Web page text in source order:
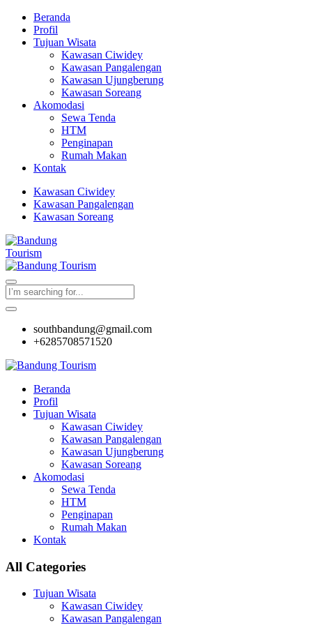
Beranda
Profil
Tujuan Wisata
Kawasan Ciwidey
Kawasan Pangalengan
Kawasan Ujungberung
Kawasan Soreang
Akomodasi
Sewa Tenda
HTM
Penginapan
Rumah Makan
Kontak
Kawasan Ciwidey
Kawasan Pangalengan
Kawasan Soreang
southbandung@gmail.com
+6285708571520
Beranda
Profil
Tujuan Wisata
Kawasan Ciwidey
Kawasan Pangalengan
Kawasan Ujungberung
Kawasan Soreang
Akomodasi
Sewa Tenda
HTM
Penginapan
Rumah Makan
Kontak
All Categories
Tujuan Wisata
Kawasan Ciwidey
Kawasan Pangalengan